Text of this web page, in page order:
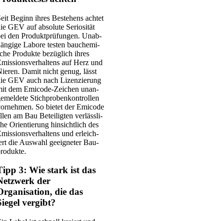
Beginn ihres Bestehens ach­tet
GEV auf abso­lu­te Serio­si­tät
den Pro­dukt­prü­fun­gen. Unab­
Labo­re tes­ten bau­che­mi­
Pro­duk­te bezüg­lich ihres
auf Herz und
Damit nicht genug, lässt
GEV auch nach Lizen­zie­rung
dem Emi­­code-Zei­chen unan­
Stich­pro­ben­kon­trol­len
So bie­tet der Emi­code
am Bau Betei­lig­ten ver­läss­li­
Ori­en­tie­rung hin­sicht­lich des
und erleich­
die Aus­wahl geeig­ne­ter Bau­
3: Wie stark ist das
der
die das
vergibt?